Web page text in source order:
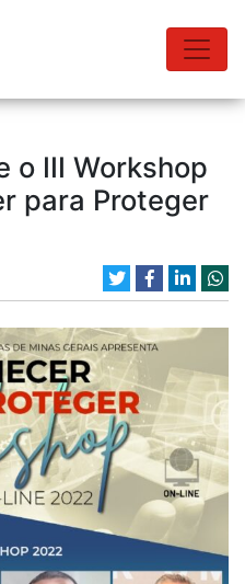
o III Workshop
para Proteger